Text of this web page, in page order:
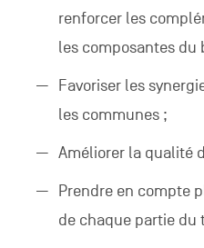
renforcer les
les composantes du
Favoriser les
les communes ;
Améliorer la qualité
Prendre en compte
de chaque partie du